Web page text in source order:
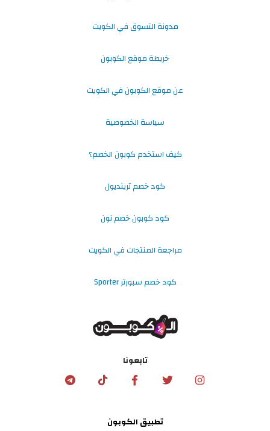
مدونة التسوق في الكويت
خريطة موقع الكوبون
عن موقع الكوبون في الكويت
سياسة الخصوصية
كيف استخدم كوبون الخصم؟
كود خصم ترينديول
كود كوبون خصم نون
مراجعة المنتجات في الكويت
كود خصم سبورتر Sporter
تابعونا
تطبيق الكوبون